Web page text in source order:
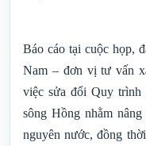
Báo cáo tại cuộc họp,
Nam – đơn vị tư vấn
việc sửa đổi Quy
sông Hồng nhằm
nguyên nước, đồng